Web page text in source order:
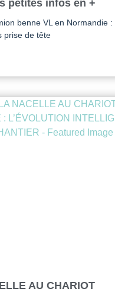
petites infos en +
benne VL en Normandie :
prise de tête
AU CHARIOT